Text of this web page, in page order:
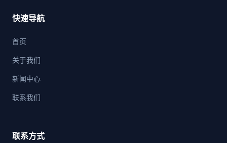
快速导航
首页
关于我们
新闻中心
联系我们
联系方式